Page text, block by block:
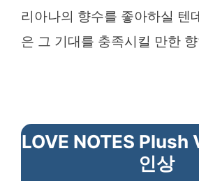
리아나의 향수를 좋아하실 텐
은 그 기대를 충족시킬 만한
LOVE NOTES Plush
인상